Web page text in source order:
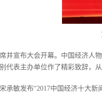
并宣布大会开幕。中国经济人
代表主办单位作了精彩致辞
承敏发布“2017中国经济十大